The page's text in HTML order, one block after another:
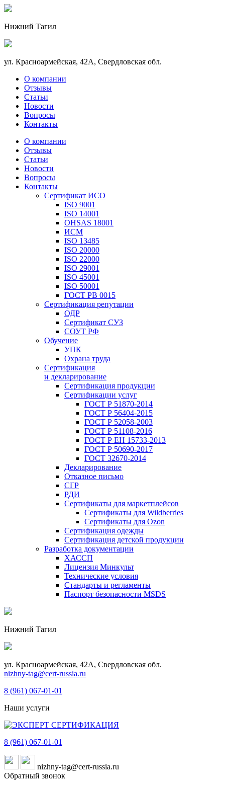
Нижний Тагил
ул. Красноармейская, 42А, Свердловская обл.
О компании
Отзывы
Статьи
Новости
Вопросы
Контакты
О компании
Отзывы
Статьи
Новости
Вопросы
Контакты
Сертификат ИСО
ISO 9001
ISO 14001
OHSAS 18001
ИСМ
ISO 13485
ISO 20000
ISO 22000
ISO 29001
ISO 45001
ISO 50001
ГОСТ РВ 0015
Сертификация репутации
ОДР
Сертификат СУЗ
СОУТ РФ
Обучение
УПК
Охрана труда
Сертификация
и декларирование
Сертификация продукции
Сертификации услуг
ГОСТ Р 51870-2014
ГОСТ Р 56404-2015
ГОСТ Р 52058-2003
ГОСТ Р 51108-2016
ГОСТ Р ЕН 15733-2013
ГОСТ Р 50690-2017
ГОСТ 32670-2014
Декларирование
Отказное письмо
СГР
РДИ
Сертификаты для маркетплейсов
Сертификаты для Wildberries
Сертификаты для Ozon
Сертификация одежды
Сертификация детской продукции
Разработка документации
ХАССП
Лицензия Минкульт
Технические условия
Стандарты и регламенты
Паспорт безопасности MSDS
Нижний Тагил
ул. Красноармейская, 42А, Свердловская обл.
nizhny-tag@cert-russia.ru
8 (961) 067-01-01
Наши услуги
8 (961) 067-01-01
nizhny-tag@cert-russia.ru
Обратный звонок